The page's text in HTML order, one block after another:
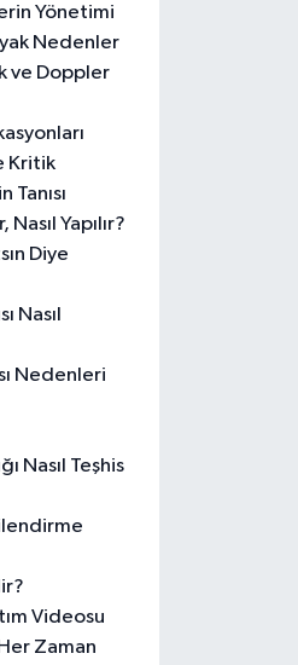
Yönetimi
Nedenler
ve Doppler
Kritik
Yapılır?
Diye
Nasıl
Nedenleri
Nasıl Teşhis
Videosu
Zaman